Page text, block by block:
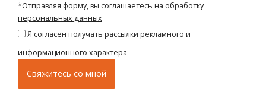
*Отправляя форму, вы соглашаетесь на обработку
персональных данных
Я согласен получать рассылки рекламного и
информационного характера